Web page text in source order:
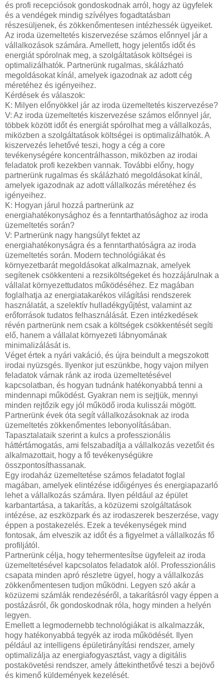
és profi recepciósok gondoskodnak arról, hogy az ügyfelek
és a vendégek mindig szívélyes fogadtatásban
részesüljenek, és zökkenőmentesen intézhessék ügyeiket.
Az iroda üzemeltetés kiszervezése számos előnnyel jár a
vállalkozások számára. Amellett, hogy jelentős időt és
energiát spórolnak meg, a szolgáltatások költségei is
optimalizálhatók. Partnerünk rugalmas, skálázható
megoldásokat kínál, amelyek igazodnak az adott cég
méretéhez és igényeihez.
Kérdések és válaszok:
K: Milyen előnyökkel jár az iroda üzemeltetés kiszervezése?
V: Az iroda üzemeltetés kiszervezése számos előnnyel jár,
többek között időt és energiát spórolhat meg a vállalkozás,
miközben a szolgáltatások költségei is optimalizálhatók. A
kiszervezés lehetővé teszi, hogy a cég a core
tevékenységére koncentrálhasson, miközben az irodai
feladatok profi kezekben vannak. További előny, hogy
partnerünk rugalmas és skálázható megoldásokat kínál,
amelyek igazodnak az adott vállalkozás méretéhez és
igényeihez.
K: Hogyan járul hozzá partnerünk az
energiahatékonysághoz és a fenntarthatósághoz az iroda
üzemeltetés során?
V: Partnerünk nagy hangsúlyt fektet az
energiahatékonyságra és a fenntarthatóságra az iroda
üzemeltetés során. Modern technológiákat és
környezetbarát megoldásokat alkalmaznak, amelyek
segítenek csökkenteni a rezsiköltségeket és hozzájárulnak a
vállalat környezettudatos működéséhez. Ez magában
foglalhatja az energiatakarékos világítási rendszerek
használatát, a szelektív hulladékgyűjtést, valamint az
erőforrások tudatos felhasználását. Ezen intézkedések
révén partnerünk nem csak a költségek csökkentését segíti
elő, hanem a vállalat környezeti lábnyomának
minimalizálását is.
Véget értek a nyári vakáció, és újra beindult a megszokott
irodai nyüzsgés. Ilyenkor jut eszünkbe, hogy vajon milyen
feladatok várnak ránk az iroda üzemeltetésével
kapcsolatban, és hogyan tudnánk hatékonyabbá tenni a
mindennapi működést. Gyakran nem is sejtjük, mennyi
minden rejtőzik egy jól működő iroda kulisszái mögött.
Partnerünk évek óta segít vállalkozásoknak az iroda
üzemeltetés zökkenőmentes lebonyolításában.
Tapasztalataik szerint a kulcs a professzionális
háttértámogatás, ami felszabadítja a vállalkozás vezetőit és
alkalmazottait, hogy a fő tevékenységükre
összpontosíthassanak.
Egy irodaház üzemeltetése számos feladatot foglal
magában, amelyek elintézése időigényes és energiapazarló
lehet a vállalkozás számára. Ilyen például az épület
karbantartása, a takarítás, a közüzemi szolgáltatások
intézése, az eszközpark és az irodaszerek beszerzése, vagy
éppen a postakezelés. Ezek a tevékenységek mind
fontosak, ám elveszik az időt és a figyelmet a vállalkozás fő
profiljától.
Partnerünk célja, hogy tehermentesítse ügyfeleit az iroda
üzemeltetésével kapcsolatos feladatok alól. Professzionális
csapata minden apró részletre ügyel, hogy a vállalkozás
zökkenőmentesen tudjon működni. Legyen szó akár a
közüzemi számlák rendezéséről, a takarításról vagy éppen a
postázásról, ők gondoskodnak róla, hogy minden a helyén
legyen.
Emellett a legmodernebb technológiákat is alkalmazzák,
hogy hatékonyabbá tegyék az iroda működését. Ilyen
például az intelligens épületirányítási rendszer, amely
optimalizálja az energiafogyasztást, vagy a digitális
postakövetési rendszer, amely áttekinthetővé teszi a bejövő
és kimenő küldemények kezelését.